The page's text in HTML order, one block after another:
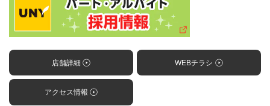
店舗詳細 WEBチラシ
アクセス情報